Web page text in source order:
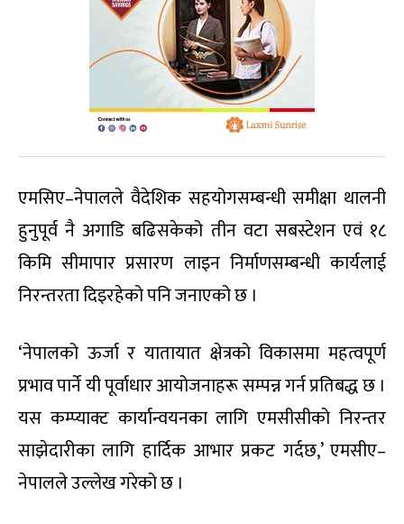
एमसिए–नेपालले वैदेशिक सहयोगसम्बन्धी समीक्षा थालनी
हुनुपूर्व नै अगाडि बढिसकेको तीन वटा सबस्टेशन एवं १८
किमि सीमापार प्रसारण लाइन निर्माणसम्बन्धी कार्यलाई
निरन्तरता दिइरहेको पनि जनाएको छ ।
‘नेपालको ऊर्जा र यातायात क्षेत्रको विकासमा महत्वपूर्ण
प्रभाव पार्ने यी पूर्वाधार आयोजनाहरू सम्पन्न गर्न प्रतिबद्ध छ ।
यस कम्प्याक्ट कार्यान्वयनका लागि एमसीसीको निरन्तर
साझेदारीका लागि हार्दिक आभार प्रकट गर्दछ,’ एमसीए–
नेपालले उल्लेख गरेको छ ।